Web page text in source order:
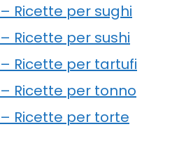
Ricette per sughi
Ricette per sushi
Ricette per tartufi
Ricette per tonno
Ricette per torte